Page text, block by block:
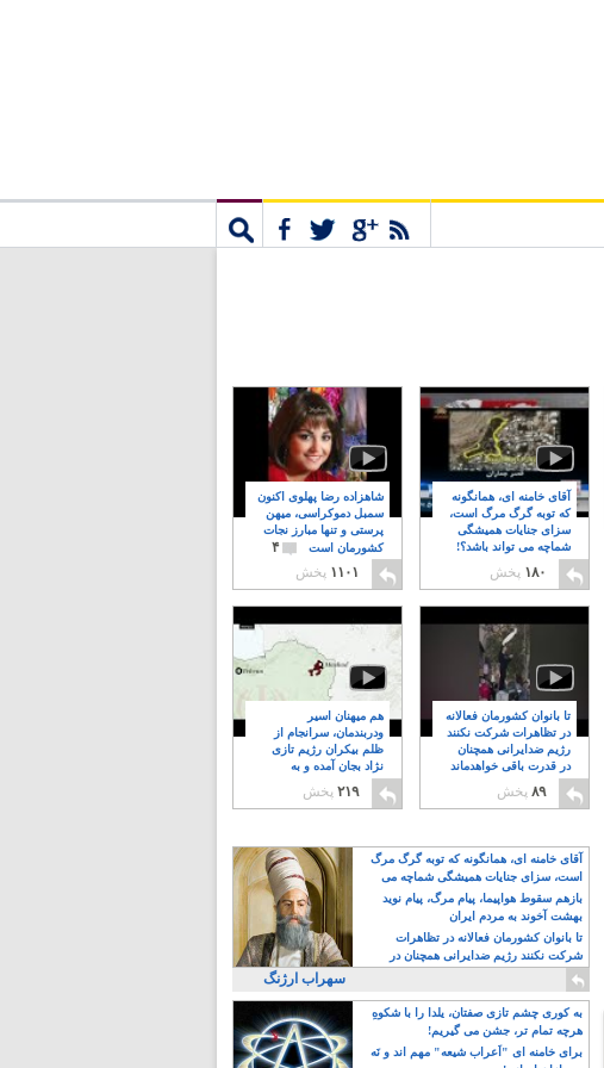
شاهزاده رضا پهلوی اکنون
سمبل دموکراسی، میهن
پرستی و تنها مبارز نجات
کشورمان است
۴
۱۱۰۱ پخش
آقای خامنه ای، همانگونه
که توبه گرگ مرگ است،
سزای جنایات همیشگی
شماچه می تواند باشد؟!
۸
۱۸۰ پخش
هم میهنان اسیر
ودربندمان، سرانجام از
ظلم بیکران رژیم تازی
نژاد بجان آمده و به
۲۱۹ پخش
تا بانوان کشورمان فعالانه
در تظاهرات شرکت نکنند
رژیم ضدایرانی همچنان
در قدرت باقی خواهدماند
۸
۸۹ پخش
آقای خامنه ای، همانگونه که توبه گرگ مرگ
است، سزای جنایات همیشگی شماچه می
تواند باشد؟!
بازهم سقوط هواپیما، پیام مرگ، پیام نوید
بهشت آخوند به مردم ایران
تا بانوان کشورمان فعالانه در تظاهرات
شرکت نکنند رژیم ضدایرانی همچنان در
قدرت باقی خواهدماند
سهراب ارژنگ
به کوری چشم تازی صفتان، یلدا را با شکوهِ
هرچه تمام تر، جشن می گیریم!
برای خامنه ای "اَعراب شیعه" مهم اند و نَه